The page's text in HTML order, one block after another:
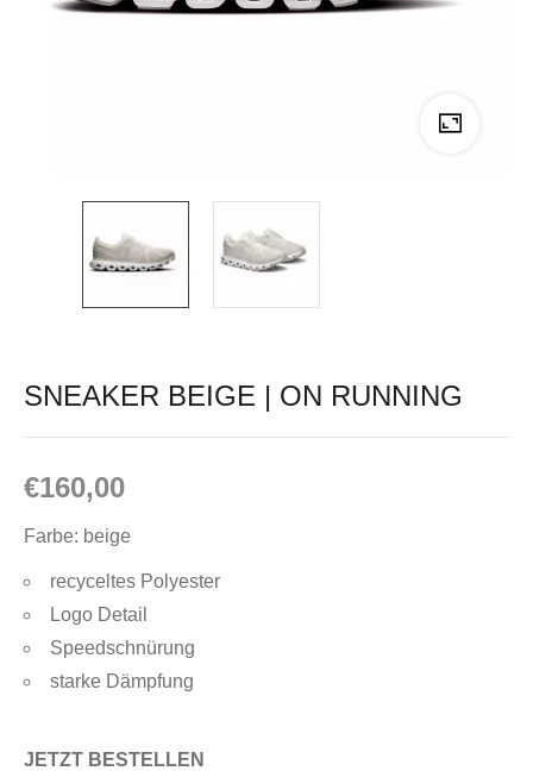
SNEAKER BEIGE | ON RUNNING
€160,00
Farbe: beige
recyceltes Polyester
Logo Detail
Speedschnürung
starke Dämpfung
JETZT BESTELLEN